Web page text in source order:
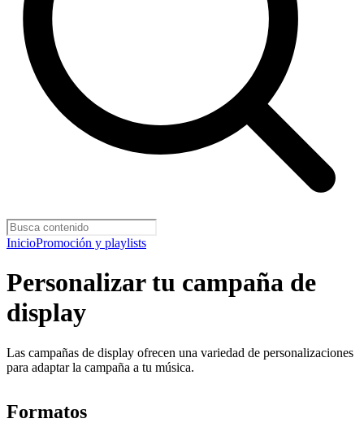
InicioPromoción y playlists
Personalizar tu campaña de
display
Las campañas de display ofrecen una variedad de personalizaciones
para adaptar la campaña a tu música.
Formatos